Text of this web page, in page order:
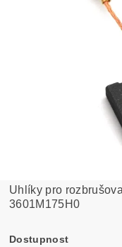
Uhlíky pro
3601M175H0
Dostupnost